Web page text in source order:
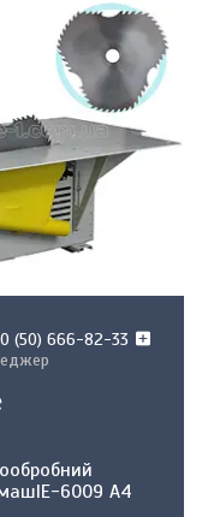
(50) 666-82-33
6009 А4